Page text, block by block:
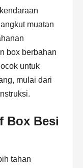
muatan
box berbahan
untuk
mulai dari
Box Besi
tahan